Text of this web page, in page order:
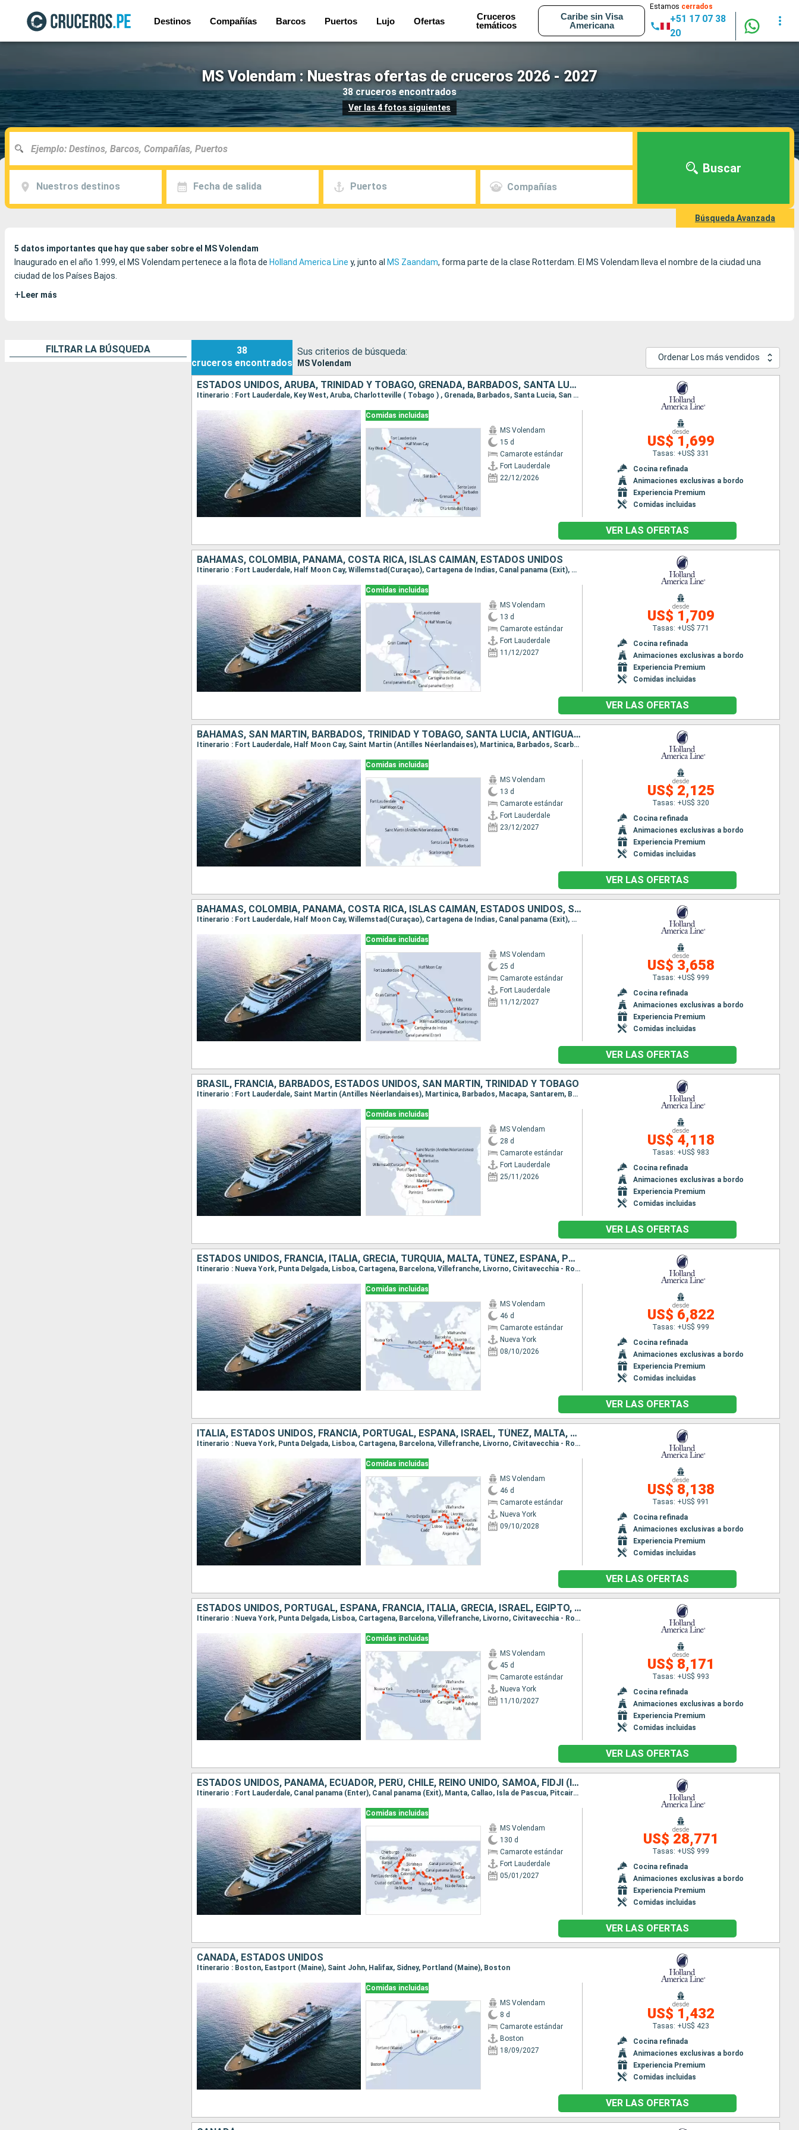
Destinos Compañías Barcos Puertos Lujo Ofertas
Cruceros
temáticos
Caribe sin Visa
Americana
Estamos cerrados
+51 17 07 38
20
MS Volendam : Nuestras ofertas de cruceros 2026 - 2027
38 cruceros encontrados
Ver las 4 fotos siguientes
Nuestros destinos Fecha de salida Puertos Compañías
Buscar
Búsqueda Avanzada
5 datos importantes que hay que saber sobre el MS Volendam
Inaugurado en el año 1.999, el MS Volendam pertenece a la flota de Holland America Line y, junto al MS Zaandam, forma parte de la clase Rotterdam. El MS Volendam lleva el nombre de la ciudad una
ciudad de los Países Bajos.
+ Leer más
FILTRAR LA BÚSQUEDA
38
cruceros encontrados
Sus criterios de búsqueda:
MS Volendam
Ordenar Los más vendidos
ESTADOS UNIDOS, ARUBA, TRINIDAD Y TOBAGO, GRENADA, BARBADOS, SANTA LUCIA, PUERTO RICO, BAHAMAS
Itinerario : Fort Lauderdale, Key West, Aruba, Charlotteville ( Tobago ) , Grenada, Barbados, Santa Lucia, San Juan, Half Moon Cay, Fort Lauderdale
Comidas incluidas
MS Volendam
15 d
Camarote estándar
Fort Lauderdale
22/12/2026
desde
US$ 1,699
Tasas: +US$ 331
Cocina refinada
Animaciones exclusivas a bordo
Experiencia Premium
Comidas incluidas
VER LAS OFERTAS
BAHAMAS, COLOMBIA, PANAMÁ, COSTA RICA, ISLAS CAIMÁN, ESTADOS UNIDOS
Itinerario : Fort Lauderdale, Half Moon Cay, Willemstad(Curaçao), Cartagena de Indias, Canal panama (Exit), Gatun, Canal panama (Enter), Colón - Panama, Limon, Gran Caiman, Fort Lauderdale
Comidas incluidas
MS Volendam
13 d
Camarote estándar
Fort Lauderdale
11/12/2027
desde
US$ 1,709
Tasas: +US$ 771
Cocina refinada
Animaciones exclusivas a bordo
Experiencia Premium
Comidas incluidas
VER LAS OFERTAS
BAHAMAS, SAN MARTÍN, BARBADOS, TRINIDAD Y TOBAGO, SANTA LUCIA, ANTIGUA Y BARBUDA, ESTADOS UNIDOS
Itinerario : Fort Lauderdale, Half Moon Cay, Saint Martin (Antilles Néerlandaises), Martinica, Barbados, Scarborough, Santa Lucia, St Kitts, Fort Lauderdale
Comidas incluidas
MS Volendam
13 d
Camarote estándar
Fort Lauderdale
23/12/2027
desde
US$ 2,125
Tasas: +US$ 320
Cocina refinada
Animaciones exclusivas a bordo
Experiencia Premium
Comidas incluidas
VER LAS OFERTAS
BAHAMAS, COLOMBIA, PANAMÁ, COSTA RICA, ISLAS CAIMÁN, ESTADOS UNIDOS, SAN MARTÍN, BARBADOS, TRINIDAD Y TOBAGO, SANTA LUCIA, ANTIGUA Y BARBUDA
Itinerario : Fort Lauderdale, Half Moon Cay, Willemstad(Curaçao), Cartagena de Indias, Canal panama (Exit), Gatun, Canal panama (Enter), Colón - Panama, Limon, Gran Caiman, Fort Lauderdale, Half Moon Cay, Saint Martin (Antilles Néerlandaises), Martinica, Barbados, Scarborough, Santa Lucia, St Kitts, Fort Lauderdale
Comidas incluidas
MS Volendam
25 d
Camarote estándar
Fort Lauderdale
11/12/2027
desde
US$ 3,658
Tasas: +US$ 999
Cocina refinada
Animaciones exclusivas a bordo
Experiencia Premium
Comidas incluidas
VER LAS OFERTAS
BRASIL, FRANCIA, BARBADOS, ESTADOS UNIDOS, SAN MARTÍN, TRINIDAD Y TOBAGO
Itinerario : Fort Lauderdale, Saint Martin (Antilles Néerlandaises), Martinica, Barbados, Macapa, Santarem, Boca da Valeria, Manaus, Parintins, , Devil's Island, Port of Spain, Willemstad(Curaçao), Fort Lauderdale
Comidas incluidas
MS Volendam
28 d
Camarote estándar
Fort Lauderdale
25/11/2026
desde
US$ 4,118
Tasas: +US$ 983
Cocina refinada
Animaciones exclusivas a bordo
Experiencia Premium
Comidas incluidas
VER LAS OFERTAS
ESTADOS UNIDOS, FRANCIA, ITALIA, GRECIA, TURQUÍA, MALTA, TÚNEZ, ESPAÑA, PORTUGAL
Itinerario : Nueva York, Punta Delgada, Lisboa, Cartagena, Barcelona, Villefranche, Livorno, Civitavecchia - Roma, Nápoles, Messine, Corfú, Iraklion, Rodas, Bodrum, Kusadasi, Estambul, El Pireo Atenas, La Valetta, La Goulette, Malaga, Cadiz, Madeira, Nueva York
Comidas incluidas
MS Volendam
46 d
Camarote estándar
Nueva York
08/10/2026
desde
US$ 6,822
Tasas: +US$ 999
Cocina refinada
Animaciones exclusivas a bordo
Experiencia Premium
Comidas incluidas
VER LAS OFERTAS
ITALIA, ESTADOS UNIDOS, FRANCIA, PORTUGAL, ESPAÑA, ISRAEL, TÚNEZ, MALTA, GRECIA, TURQUÍA, EGIPTO
Itinerario : Nueva York, Punta Delgada, Lisboa, Cartagena, Barcelona, Villefranche, Livorno, Civitavecchia - Roma, Nápoles, Iraklion, Ashdod, Haifa, Alejandria, Kusadasi, Estambul, El Pireo Atenas, La Valetta, La Goulette, Malaga, Cadiz, Madeira, Nueva York
Comidas incluidas
MS Volendam
46 d
Camarote estándar
Nueva York
09/10/2028
desde
US$ 8,138
Tasas: +US$ 991
Cocina refinada
Animaciones exclusivas a bordo
Experiencia Premium
Comidas incluidas
VER LAS OFERTAS
ESTADOS UNIDOS, PORTUGAL, ESPAÑA, FRANCIA, ITALIA, GRECIA, ISRAEL, EGIPTO, TURQUÍA, MALTA, TÚNEZ, MARRUECOS
Itinerario : Nueva York, Punta Delgada, Lisboa, Cartagena, Barcelona, Villefranche, Livorno, Civitavecchia - Roma, Nápoles, Iraklion, Ashdod, Haifa, Alejandria, Kusadasi, Estambul, El Pireo Atenas, La Valetta, La Goulette, Malaga, Tánger, Nueva York
Comidas incluidas
MS Volendam
45 d
Camarote estándar
Nueva York
11/10/2027
desde
US$ 8,171
Tasas: +US$ 993
Cocina refinada
Animaciones exclusivas a bordo
Experiencia Premium
Comidas incluidas
VER LAS OFERTAS
ESTADOS UNIDOS, PANAMÁ, ECUADOR, PERÚ, CHILE, REINO UNIDO, SAMOA, FIDJI (ISLAS), NUEVA CALEDONIA, AUSTRALIA, INDONESIA, SINGAPUR, MALASIA, TAILANDIA, SRI LANKA, MALDIVAS, MAURICE, SUDAFRICA, NAMIBIA,
Itinerario : Fort Lauderdale, Canal panama (Enter), Canal panama (Exit), Manta, Callao, Isla de Pascua, Pitcairn, Papeete, Bahia D opuncha, Bora Bora, Apia, Savusavu, Suva, Lifou, Nouméa, Sidney, Airlie Beach, Townsville, Darwin, Benoa, Surabaya, Semarang, Singapur, Port Kelang, Penang, Phuket, Hambantota, Colombo, Male, Ile Maurice, La possession, Puerto Elizabeth, Ciudad del Cabo, Luderitz, Walvis Bay, Ste Helena, Banjul, Dakar, Praia, Mindelo, Santa Cruz de Tenerife, Las Palmas, Arrecife, Casablanca, Lisboa, Oporto, Bilbao, Burdeos, Cherburgo, Rotterdam, Oslo, Copenhague, Arhus, Dover, San Juan, Fort Lauderdale
Comidas incluidas
MS Volendam
130 d
Camarote estándar
Fort Lauderdale
05/01/2027
desde
US$ 28,771
Tasas: +US$ 999
Cocina refinada
Animaciones exclusivas a bordo
Experiencia Premium
Comidas incluidas
VER LAS OFERTAS
CANADÁ, ESTADOS UNIDOS
Itinerario : Boston, Eastport (Maine), Saint John, Halifax, Sidney, Portland (Maine), Boston
Comidas incluidas
MS Volendam
8 d
Camarote estándar
Boston
18/09/2027
desde
US$ 1,432
Tasas: +US$ 423
Cocina refinada
Animaciones exclusivas a bordo
Experiencia Premium
Comidas incluidas
VER LAS OFERTAS